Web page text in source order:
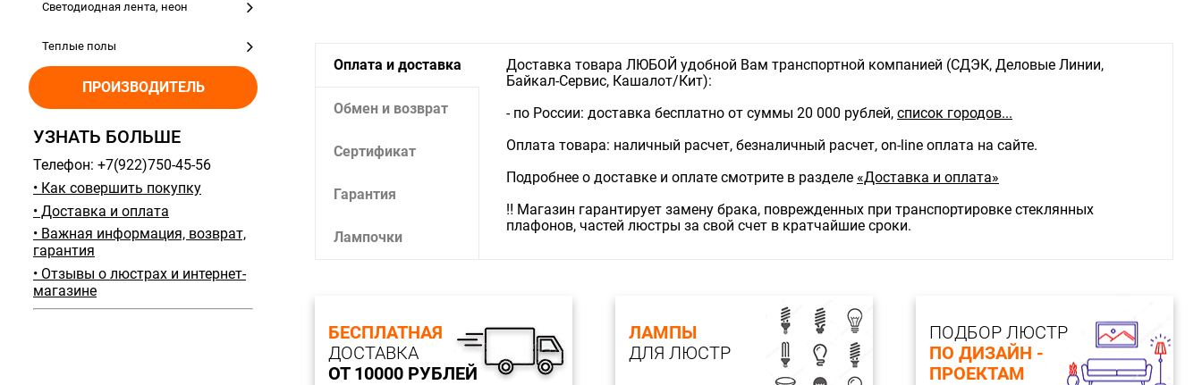
Светодиодная лента, неон
Теплые полы
ПРОИЗВОДИТЕЛЬ
УЗНАТЬ БОЛЬШЕ
Телефон: +7(922)750-45-56
• Как совершить покупку
• Доставка и оплата
• Важная информация, возврат,
гарантия
• Отзывы о люстрах и интернет-
магазине
Оплата и доставка
Обмен и возврат
Сертификат
Гарантия
Лампочки
Доставка товара ЛЮБОЙ удобной Вам транспортной компанией (СДЭК, Деловые Линии,
Байкал-Сервис, Кашалот/Кит):
- по России: доставка бесплатно от суммы 20 000 рублей, список городов...
Оплата товара: наличный расчет, безналичный расчет, on-line оплата на сайте.
Подробнее о доставке и оплате смотрите в разделе «Доставка и оплата»
‼️ Магазин гарантирует замену брака, поврежденных при транспортировке стеклянных
плафонов, частей люстры за свой счет в кратчайшие сроки.
БЕСПЛАТНАЯ
ДОСТАВКА
ОТ 10000 РУБЛЕЙ
ЛАМПЫ
ДЛЯ ЛЮСТР
ПОДБОР ЛЮСТР
ПО ДИЗАЙН -
ПРОЕКТАМ